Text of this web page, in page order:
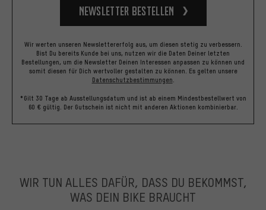
Newsletter bestellen
Wir werten unseren Newslettererfolg aus, um diesen stetig zu verbessern.
Bist Du bereits Kunde bei uns, nutzen wir die Daten Deiner letzten
Bestellungen, um die Newsletter Deinen Interessen anpassen zu können und
somit diesen für Dich wertvoller gestalten zu können. Es gelten unsere
Datenschutzbestimmungen.
*Gilt 30 Tage ab Ausstellungsdatum und ist ab einem Mindestbestellwert von
60 € gültig. Der Gutschein ist nicht mit anderen Aktionen kombinierbar.
WIR TUN ALLES DAFÜR, DASS DU BEKOMMST,
WAS DEIN BIKE BRAUCHT